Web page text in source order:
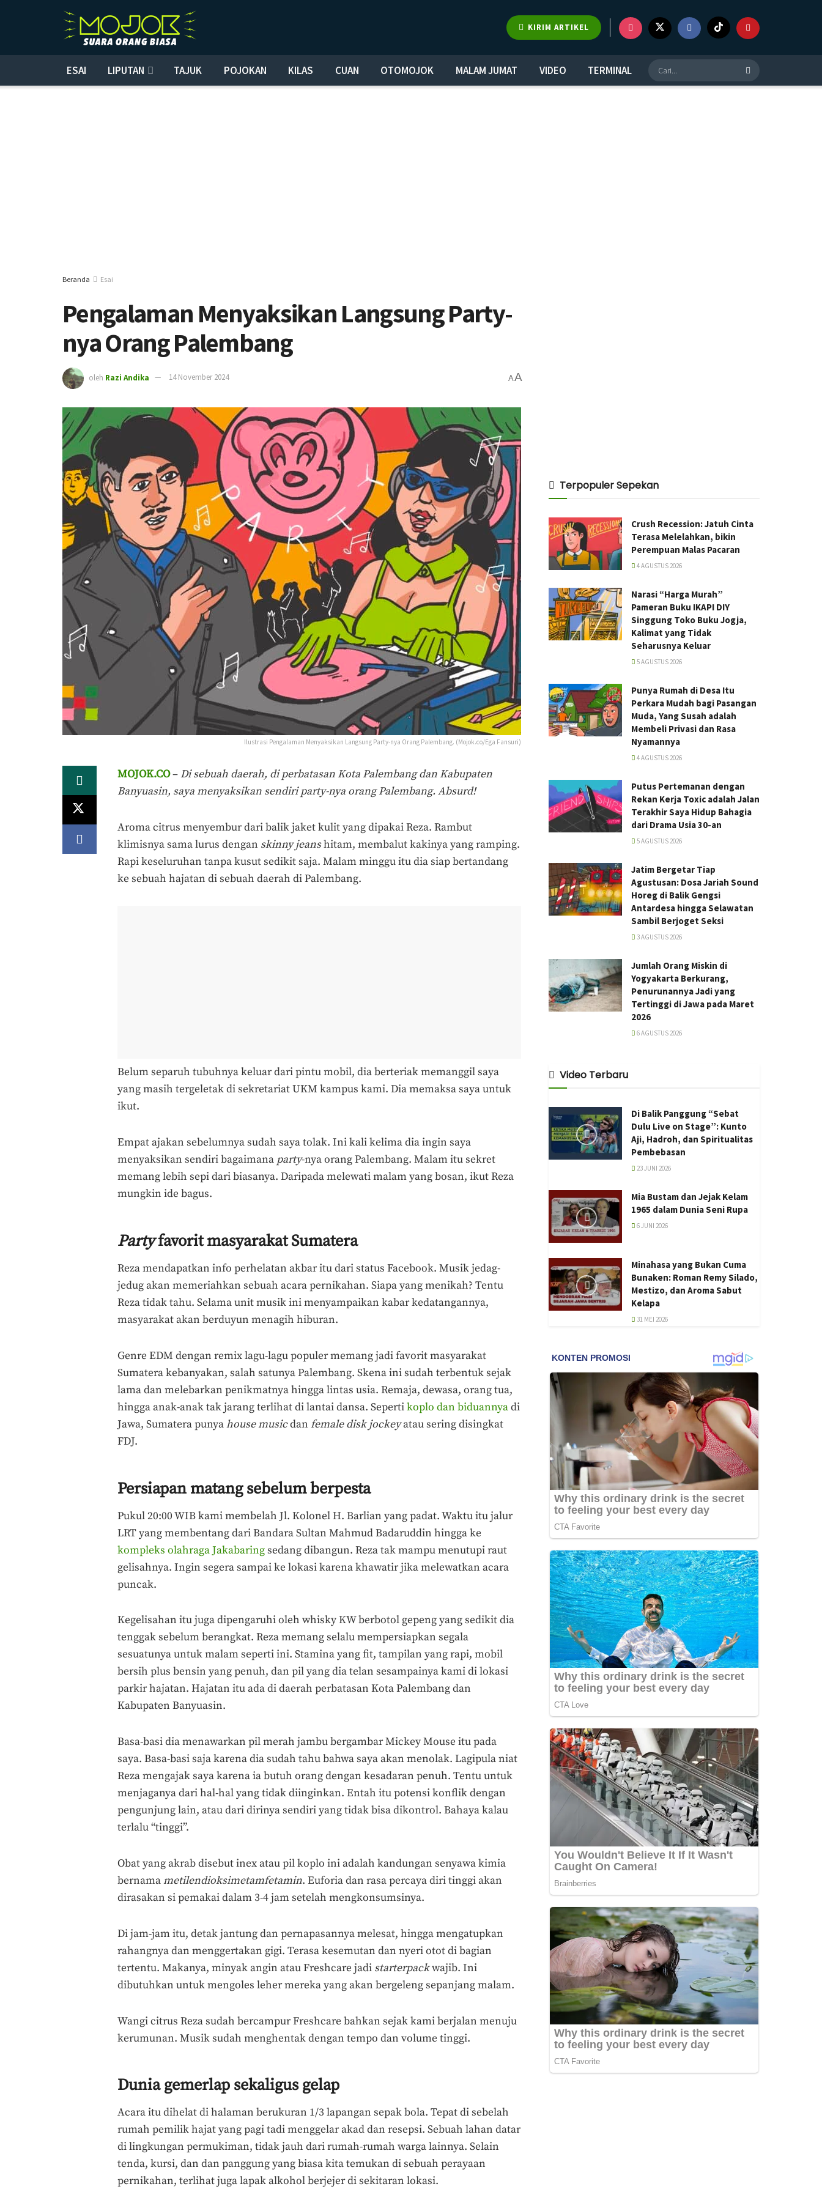
KIRIM ARTIKEL
ESAI LIPUTAN TAJUK POJOKAN KILAS CUAN OTOMOJOK MALAM JUMAT VIDEO TERMINAL
Beranda Esai
Pengalaman Menyaksikan Langsung Party-
nya Orang Palembang
oleh Razi Andika 14 November 2024 AA
Ilustrasi Pengalaman Menyaksikan Langsung Party-nya Orang Palembang. (Mojok.co/Ega Fansuri)
MOJOK.CO– Di sebuah daerah, di perbatasan Kota Palembang dan Kabupaten
Banyuasin, saya menyaksikan sendiri party-nya orang Palembang. Absurd!
Aroma citrus menyembur dari balik jaket kulit yang dipakai Reza. Rambut
klimisnya sama lurus dengan skinny jeanshitam, membalut kakinya yang ramping.
Rapi keseluruhan tanpa kusut sedikit saja. Malam minggu itu dia siap bertandang
ke sebuah hajatan di sebuah daerah di Palembang.
Belum separuh tubuhnya keluar dari pintu mobil, dia berteriak memanggil saya
yang masih tergeletak di sekretariat UKM kampus kami. Dia memaksa saya untuk
ikut.
Empat ajakan sebelumnya sudah saya tolak. Ini kali kelima dia ingin saya
menyaksikan sendiri bagaimana party-nya orang Palembang. Malam itu sekret
memang lebih sepi dari biasanya. Daripada melewati malam yang bosan, ikut Reza
mungkin ide bagus.
Partyfavorit masyarakat Sumatera
Reza mendapatkan info perhelatan akbar itu dari status Facebook. Musik jedag-
jedug akan memeriahkan sebuah acara pernikahan. Siapa yang menikah? Tentu
Reza tidak tahu. Selama unit musik ini menyampaikan kabar kedatangannya,
masyarakat akan berduyun menagih hiburan.
Genre EDM dengan remix lagu-lagu populer memang jadi favorit masyarakat
Sumatera kebanyakan, salah satunya Palembang. Skena ini sudah terbentuk sejak
lama dan melebarkan penikmatnya hingga lintas usia. Remaja, dewasa, orang tua,
hingga anak-anak tak jarang terlihat di lantai dansa. Sepertikoplo dan biduannyadi
Jawa, Sumatera punyahouse musicdan female disk jockeyatau sering disingkat
FDJ.
Persiapan matang sebelum berpesta
Pukul 20:00 WIB kami membelah Jl. Kolonel H. Barlian yang padat. Waktu itu jalur
LRT yang membentang dari Bandara Sultan Mahmud Badaruddin hingga ke
kompleks olahraga Jakabaringsedang dibangun. Reza tak mampu menutupi raut
gelisahnya. Ingin segera sampai ke lokasi karena khawatir jika melewatkan acara
puncak.
Kegelisahan itu juga dipengaruhi oleh whisky KW berbotol gepeng yang sedikit dia
tenggak sebelum berangkat. Reza memang selalu mempersiapkan segala
sesuatunya untuk malam seperti ini. Stamina yang fit, tampilan yang rapi, mobil
bersih plus bensin yang penuh, dan pil yang dia telan sesampainya kami di lokasi
parkir hajatan. Hajatan itu ada di daerah perbatasan Kota Palembang dan
Kabupaten Banyuasin.
Basa-basi dia menawarkan pil merah jambu bergambar Mickey Mouse itu pada
saya. Basa-basi saja karena dia sudah tahu bahwa saya akan menolak. Lagipula niat
Reza mengajak saya karena ia butuh orang dengan kesadaran penuh. Tentu untuk
menjaganya dari hal-hal yang tidak diinginkan. Entah itu potensi konflik dengan
pengunjung lain, atau dari dirinya sendiri yang tidak bisa dikontrol. Bahaya kalau
terlalu “tinggi”.
Obat yang akrab disebut inex atau pil koplo ini adalah kandungan senyawa kimia
bernamametilendioksimetamfetamin. Euforia dan rasa percaya diri tinggi akan
dirasakan si pemakai dalam 3-4 jam setelah mengkonsumsinya.
Di jam-jam itu, detak jantung dan pernapasannya melesat, hingga mengatupkan
rahangnya dan menggertakan gigi. Terasa kesemutan dan nyeri otot di bagian
tertentu. Makanya, minyak angin atau Freshcare jadi starterpackwajib. Ini
dibutuhkan untuk mengoles leher mereka yang akan bergeleng sepanjang malam.
Wangi citrus Reza sudah bercampur Freshcare bahkan sejak kami berjalan menuju
kerumunan. Musik sudah menghentak dengan tempo dan volume tinggi.
Dunia gemerlap sekaligus gelap
Acara itu dihelat di halaman berukuran 1/3 lapangan sepak bola. Tepat di sebelah
rumah pemilik hajat yang pagi tadi menggelar akad dan resepsi. Sebuah lahan datar
di lingkungan permukiman, tidak jauh dari rumah-rumah warga lainnya. Selain
tenda, kursi, dan dan panggung yang biasa kita temukan di sebuah perayaan
pernikahan, terlihat juga lapak alkohol berjejer di sekitaran lokasi.
Terpopuler Sepekan
Crush Recession: Jatuh Cinta
Terasa Melelahkan, bikin
Perempuan Malas Pacaran
4 AGUSTUS 2026
Narasi “Harga Murah”
Pameran Buku IKAPI DIY
Singgung Toko Buku Jogja,
Kalimat yang Tidak
Seharusnya Keluar
5 AGUSTUS 2026
Punya Rumah di Desa Itu
Perkara Mudah bagi Pasangan
Muda, Yang Susah adalah
Membeli Privasi dan Rasa
Nyamannya
4 AGUSTUS 2026
Putus Pertemanan dengan
Rekan Kerja Toxic adalah Jalan
Terakhir Saya Hidup Bahagia
dari Drama Usia 30-an
5 AGUSTUS 2026
Jatim Bergetar Tiap
Agustusan: Dosa Jariah Sound
Horeg di Balik Gengsi
Antardesa hingga Selawatan
Sambil Berjoget Seksi
3 AGUSTUS 2026
Jumlah Orang Miskin di
Yogyakarta Berkurang,
Penurunannya Jadi yang
Tertinggi di Jawa pada Maret
2026
6 AGUSTUS 2026
Video Terbaru
Di Balik Panggung “Sebat
Dulu Live on Stage”: Kunto
Aji, Hadroh, dan Spiritualitas
Pembebasan
23 JUNI 2026
Mia Bustam dan Jejak Kelam
1965 dalam Dunia Seni Rupa
6 JUNI 2026
Minahasa yang Bukan Cuma
Bunaken: Roman Remy Silado,
Mestizo, dan Aroma Sabut
Kelapa
31 MEI 2026